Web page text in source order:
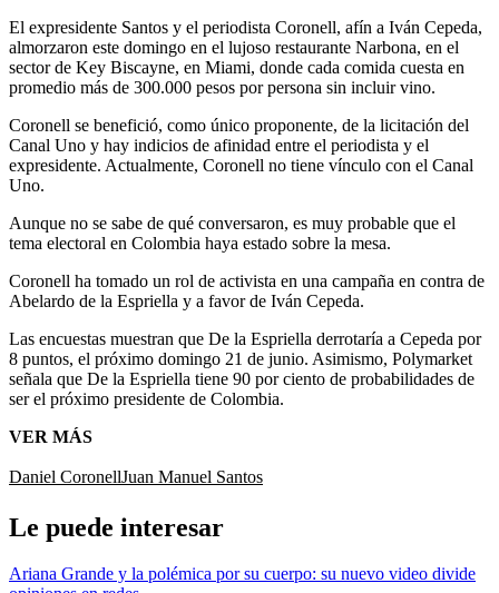
El expresidente Santos y el periodista Coronell, afín a Iván Cepeda,
almorzaron este domingo en el lujoso restaurante Narbona, en el
sector de Key Biscayne, en Miami, donde cada comida cuesta en
promedio más de 300.000 pesos por persona sin incluir vino.
Coronell se benefició, como único proponente, de la licitación del
Canal Uno y hay indicios de afinidad entre el periodista y el
expresidente. Actualmente, Coronell no tiene vínculo con el Canal
Uno.
Aunque no se sabe de qué conversaron, es muy probable que el
tema electoral en Colombia haya estado sobre la mesa.
Coronell ha tomado un rol de activista en una campaña en contra de
Abelardo de la Espriella y a favor de Iván Cepeda.
Las encuestas muestran que De la Espriella derrotaría a Cepeda por
8 puntos, el próximo domingo 21 de junio. Asimismo, Polymarket
señala que De la Espriella tiene 90 por ciento de probabilidades de
ser el próximo presidente de Colombia.
VER MÁS
Daniel CoronellJuan Manuel Santos
Le puede interesar
Ariana Grande y la polémica por su cuerpo: su nuevo video divide